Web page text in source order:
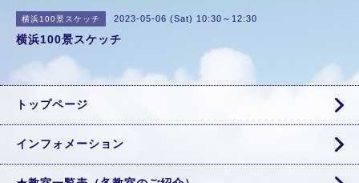
横浜100景スケッチ 2023-05-06 (Sat) 10:30～12:30
横浜100景スケッチ
トップページ
インフォメーション